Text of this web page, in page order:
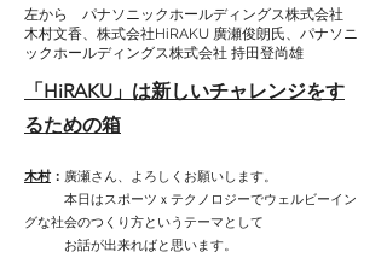
左から パナソニックホールディングス株式会社
木村文香、株式会社HiRAKU 廣瀬俊朗氏、パナソニ
ックホールディングス株式会社 持田登尚雄
「HiRAKU」は新しいチャレンジをす
るための箱
木村： 廣瀬さん、よろしくお願いします。
本日はスポーツｘテクノロジーでウェルビーイン
グな社会のつくり方というテーマとして
お話が出来ればと思います。